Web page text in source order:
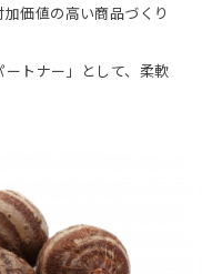
価値の高い商品づくり
トナー」として、柔軟